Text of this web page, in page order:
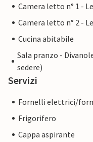
Camera letto n° 1 -
Camera letto n° 2 -
Cucina abitabile
Sala pranzo -
sedere)
Servizi
Fornelli elettrici/
Frigorifero
Cappa aspirante